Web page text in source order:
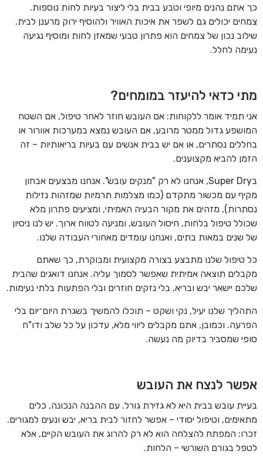
כך אתם נהנים מיופי וטבע בבית בלי ליצור בעיות לחות נוספות.
צמחים יכולים גם לשפר את איכות האוויר ולהוסיף ירוק מרענן לבית.
שילוב נכון של צמחים הוא פתרון טבעי שמאזן לחות ומוסיף נגיעה
נעימה לחלל.
מתי כדאי להיעזר במומחים?
אני תמיד אומר ללקוחות: אם העובש חוזר לאחר טיפול, אם השטח
המושפע גדול ממטר מרובע, אם העובש נמצא במערכות אוורור או
בחללים נסתרים, או אם יש בבית אנשים עם בעיות בריאותיות – זה
הזמן להביא מקצוענים.
בSuper Dry, אנחנו לא רק "מנקים עובש". אנחנו מבצעים אבחון
מקיף עם מכשור מתקדם (כמו מצלמות תרמיות שמזהות נזילות
נסתרות), מזהים את מקור הבעיה האמיתי, ומציעים פתרון מלא
שכולל טיפול בלחות, חיסול העובש, ומניעה לטווח ארוך. יש לנו ניסיון
של שנים במאות בתים, ואנחנו עומדים מאחורי העבודה שלנו.
כל טיפול שלנו מתבצע בצורה מקצועית ומבוקרת, כך שאתם
מקבלים תוצאה אמיתית שאפשר לסמוך עליה. אנחנו דואגים שהבית
שלכם יישאר יבש ובריא, בלי נזקים חוזרים ובלי הפתעות בלתי נעימות.
התהליך שלנו יעיל, נקי ושקט – תוכלו להמשיך בשגרת היום־יום בלי
הפרעה. וכמובן, אתם מקבלים ליווי מלא, עדכון על כל שלב ודו"ח
סופי שמסביר בדיוק מה נעשה.
אפשר לנצח את העובש
בעיית עובש בבית היא לא גזירת גורל. עם ההבנה הנכונה, כלים
מתאימים, וטיפול יסודי – אפשר לחזור לבית בריא, יבש ונעים למגורים.
זכרו: המפתח להצלחה הוא לא רק להרוג את העובש הקיים, אלא
לטפל בגורם השורשי – הלחות.